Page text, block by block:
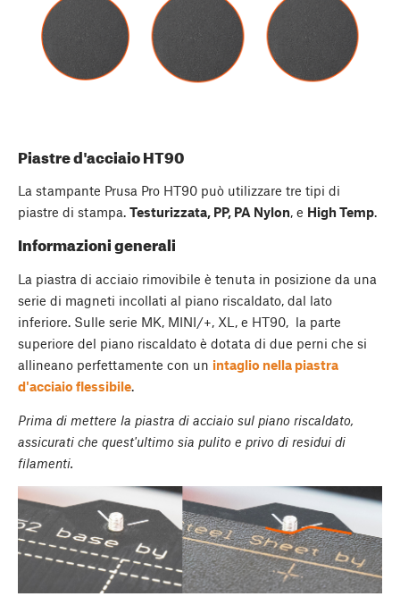
Piastre d'acciaio HT90
La stampante Prusa Pro HT90 può utilizzare tre tipi di
piastre di stampa. Testurizzata, PP, PA Nylon, e High Temp.
Informazioni generali
La piastra di acciaio rimovibile è tenuta in posizione da una
serie di magneti incollati al piano riscaldato, dal lato
inferiore. Sulle serie MK, MINI/+, XL, e HT90, la parte
superiore del piano riscaldato è dotata di due perni che si
allineano perfettamente con un intaglio nella piastra
d'acciaio flessibile.
Prima di mettere la piastra di acciaio sul piano riscaldato,
assicurati che quest'ultimo sia pulito e privo di residui di
filamenti.